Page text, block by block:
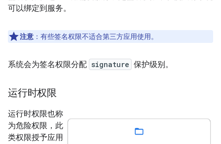
可以绑定到服务。
注意 ：有些签名权限不适合第三方应用使用。
系统会为签名权限分配 signature 保护级别。
运行时权限
运行时权限也称
为危险权限，此
类权限授予应用